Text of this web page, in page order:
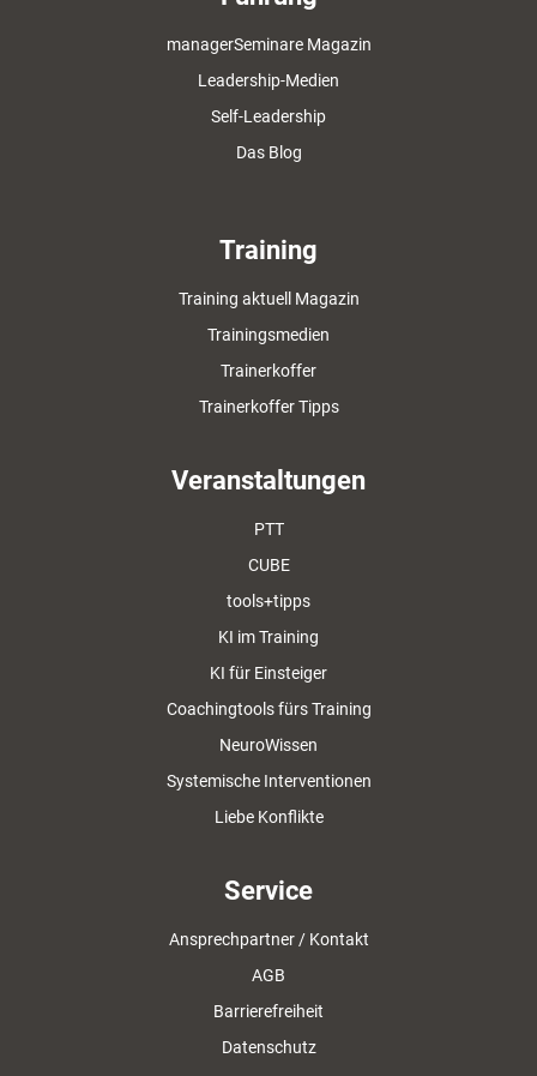
managerSeminare Magazin
Leadership-Medien
Self-Leadership
Das Blog
Training
Training aktuell Magazin
Trainingsmedien
Trainerkoffer
Trainerkoffer Tipps
Veranstaltungen
PTT
CUBE
tools+tipps
KI im Training
KI für Einsteiger
Coachingtools fürs Training
NeuroWissen
Systemische Interventionen
Liebe Konflikte
Service
Ansprechpartner / Kontakt
AGB
Barrierefreiheit
Datenschutz